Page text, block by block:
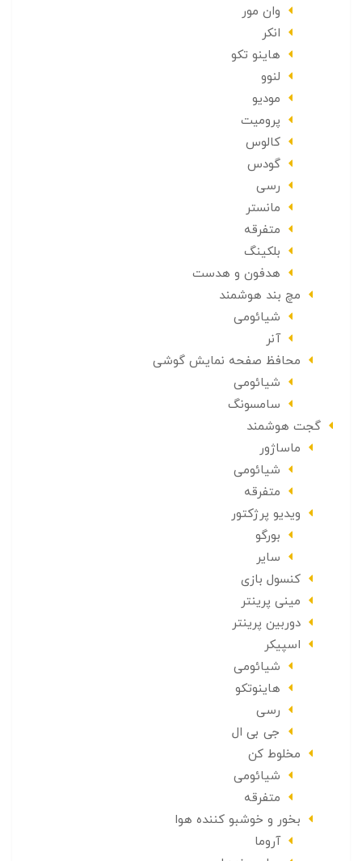
وان مور
انکر
هاینو تکو
لنوو
مودیو
پرومیت
کالوس
گودس
رسی
مانستر
متفرقه
بلکینگ
هدفون و هدست
مچ بند هوشمند
شیائومی
آنر
محافظ صفحه نمایش گوشی
شیائومی
سامسونگ
گجت هوشمند
ماساژور
شیائومی
متفرقه
ویدیو پرژکتور
بورگو
سایر
کنسول بازی
مینی پرینتر
دوربین پرینتر
اسپیکر
شیائومی
هاینوتکو
رسی
جی بی ال
مخلوط کن
شیائومی
متفرقه
بخور و خوشبو کننده هوا
آروما